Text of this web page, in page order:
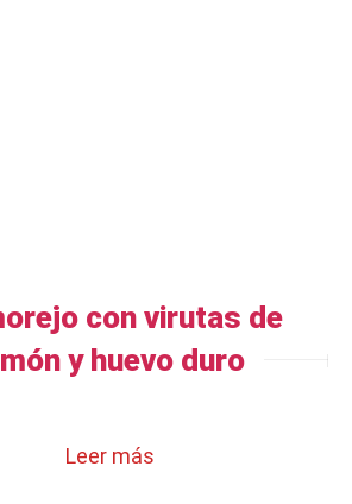
con virutas de
y huevo duro
Leer más